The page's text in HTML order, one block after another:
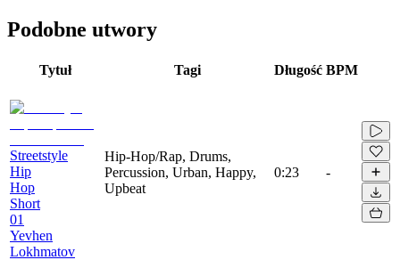
Podobne utwory
Tytuł Tagi Długość BPM
Streetstyle
Hip
Hop
Short
01
Yevhen
Lokhmatov
Hip-Hop/Rap, Drums,
Percussion, Urban, Happy,
Upbeat
0:23 -